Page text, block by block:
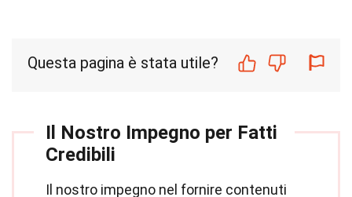
Questa pagina è stata utile?
Il Nostro Impegno per Fatti
Credibili
Il nostro impegno nel fornire contenuti